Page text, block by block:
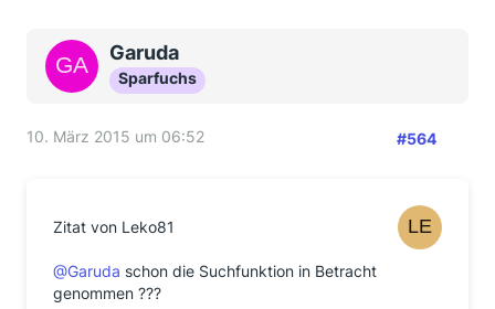
Garuda
Sparfuchs
10. März 2015 um 06:52 #564
Zitat von Leko81
@Garuda schon die Suchfunktion in Betracht
genommen ???